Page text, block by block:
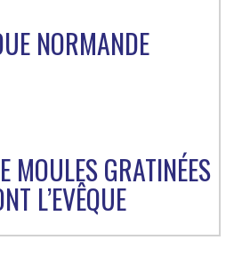
NORMANDE
MOULES GRATINÉES
L’EVÊQUE